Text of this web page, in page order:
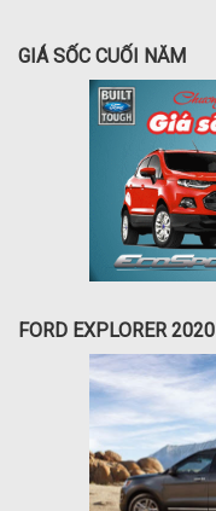
GIÁ SỐC CUỐI NĂM
FORD EXPLORER 2020